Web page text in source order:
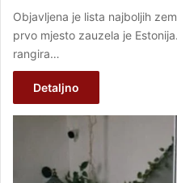
Objavljena je lista najboljih
prvo mjesto zauzela je
rangira…
Detaljno